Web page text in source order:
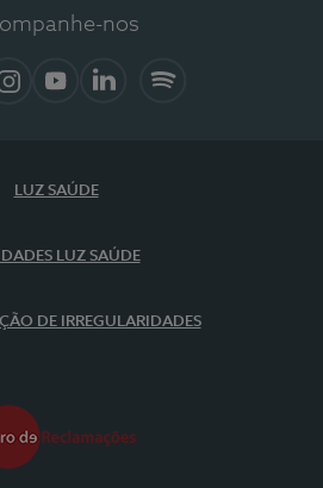
nos
LUZ SAÚDE
LUZ SAÚDE
DE IRREGULARIDADES